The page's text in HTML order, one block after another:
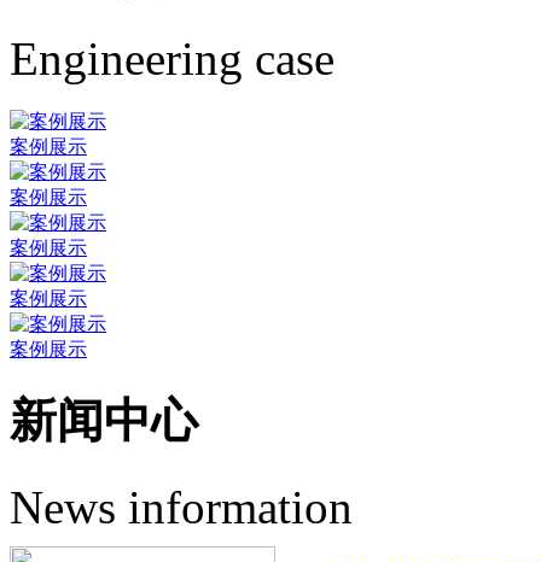
Engineering case
案例展示
案例展示
案例展示
案例展示
案例展示
新闻中心
News information